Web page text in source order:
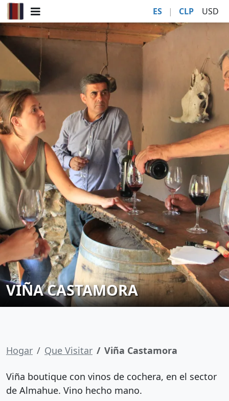
ES | CLP USD
VIÑA CASTAMORA
Hogar Que Visitar Viña Castamora
Viña boutique con vinos de cochera, en el sector
de Almahue. Vino hecho mano.